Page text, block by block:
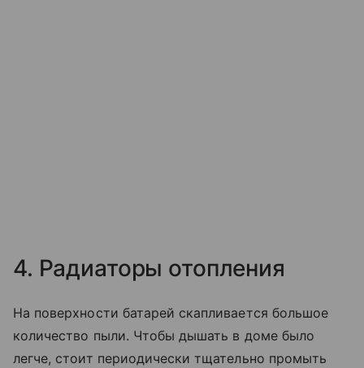
4. Радиаторы отопления
На поверхности батарей скапливается большое
количество пыли. Чтобы дышать в доме было
легче, стоит периодически тщательно промыть